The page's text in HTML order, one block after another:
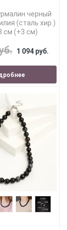
черный
(сталь хир.)
см (+3 см)
1 094 руб.